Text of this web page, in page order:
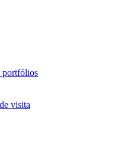
portfólios
visita